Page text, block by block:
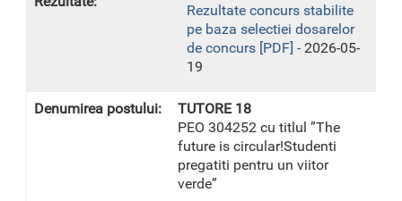
Rezultate concurs stabilite
pe baza selectiei dosarelor
de concurs [PDF] - 2026-05-
19
TUTORE 18
PEO 304252 cu titlul ”The
future is circular!Studenti
pregatiti pentru un viitor
verde”